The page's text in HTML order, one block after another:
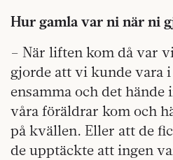
Hur gamla var ni när ni
– När liften kom då var
gjorde att vi kunde vara
ensamma och det hände
våra föräldrar kom och
på kvällen. Eller att de
de upptäckte att ingen